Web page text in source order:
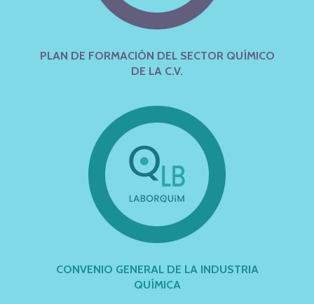
PLAN DE FORMACIÓN DEL SECTOR QUÍMICO
DE LA C.V.
CONVENIO GENERAL DE LA INDUSTRIA
QUÍMICA